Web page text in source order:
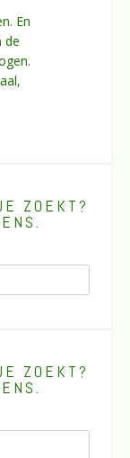
En
de
ZOEKT?
ZOEKT?